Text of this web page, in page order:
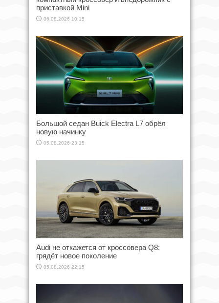
приставкой Mini
06.08.2026 10:15
Большой седан Buick Electra L7 обрёл
новую начинку
05.08.2026 23:15
Audi не откажется от кроссовера Q8:
грядёт новое поколение
05.08.2026 22:15